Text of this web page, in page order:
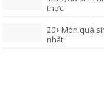
thực
20+ Món quà
nhất